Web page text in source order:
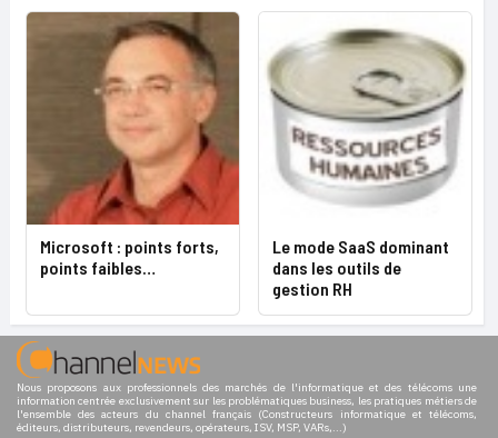
Microsoft : points forts,
points faibles…
Le mode SaaS dominant
dans les outils de
gestion RH
Nous proposons aux professionnels des marchés de l'informatique et des télécoms une
information centrée exclusivement sur les problématiques business, les pratiques métiers de
l'ensemble des acteurs du channel français (Constructeurs informatique et télécoms,
éditeurs, distributeurs, revendeurs, opérateurs, ISV, MSP, VARs,...)